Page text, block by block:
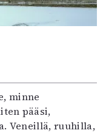
minne
pääsi,
Veneillä, ruuhilla,